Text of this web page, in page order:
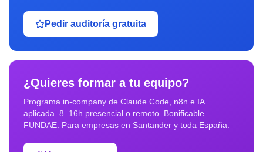
Pedir auditoría gratuita
¿Quieres formar a tu equipo?
Programa in-company de Claude Code, n8n e IA
aplicada. 8–16h presencial o remoto. Bonificable
FUNDAE. Para empresas en Santander y toda España.